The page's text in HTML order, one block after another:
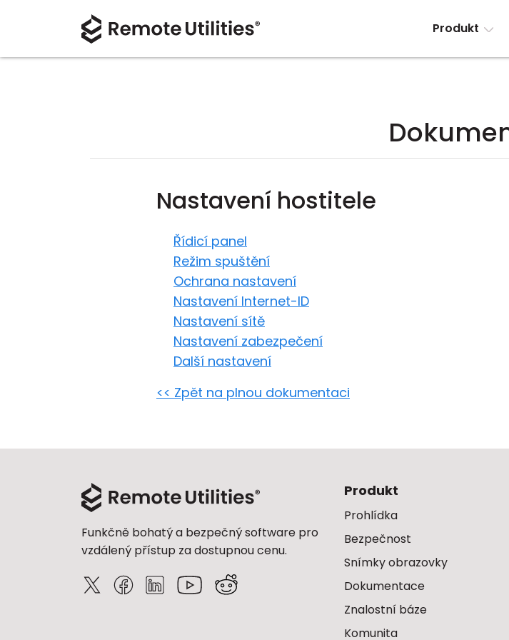
Produkt
Nastavení hostitele
Řídicí panel
Režim spuštění
Ochrana nastavení
Nastavení Internet-ID
Nastavení sítě
Nastavení zabezpečení
Další nastavení
<< Zpět na plnou dokumentaci
Funkčně bohatý a bezpečný software pro
vzdálený přístup za dostupnou cenu.
Produkt
Prohlídka
Bezpečnost
Snímky obrazovky
Dokumentace
Znalostní báze
Komunita